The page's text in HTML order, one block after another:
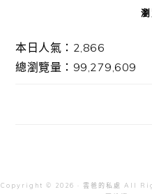
本日人氣：2,866
總瀏覽量：99,279,609
Copyright © 2026 · 雲爸的私處 All